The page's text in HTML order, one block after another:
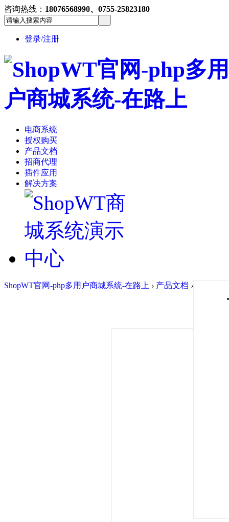
咨询热线： 18076568990、0755-25823180
登录/注册
电商系统
授权购买
产品文档
招商代理
插件应用
解决方案
ShopWT官网-php多用户商城系统-在路上 › 产品文档 ›